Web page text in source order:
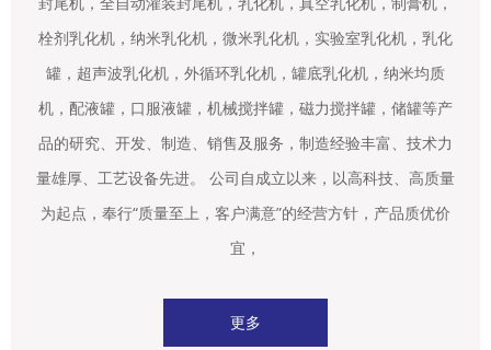
栓剂乳化机，纳米乳化机，微米乳化机，实验室乳化机，乳化
罐，超声波乳化机，外循环乳化机，罐底乳化机，纳米均质
机，配液罐，口服液罐，机械搅拌罐，磁力搅拌罐，储罐等产
品的研究、开发、制造、销售及服务，制造经验丰富、技术力
量雄厚、工艺设备先进。 公司自成立以来，以高科技、高质量
为起点，奉行“质量至上，客户满意”的经营方针，产品质优价
宜，
更多